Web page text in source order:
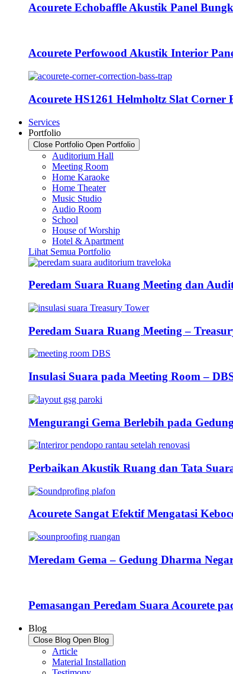
Acourete Echobaffle Akustik Panel
Acourete Perfowood Akustik Interior
Acourete HS1261 Helmholtz Slat Corner
Services
Portfolio
Close Portfolio Open Portfolio
Auditorium Hall
Meeting Room
Home Karaoke
Home Theater
Music Studio
Audio Room
School
House of Worship
Hotel & Apartment
Lihat Semua Portfolio
Peredam Suara Ruang Meeting dan
Peredam Suara Ruang Meeting –
Insulasi Suara pada Meeting Room –
Mengurangi Gema Berlebih pada
Perbaikan Akustik Ruang dan Tata
Acourete Sangat Efektif Mengatasi
Meredam Gema – Gedung Dharma
Pemasangan Peredam Suara Acourete
Blog
Close Blog Open Blog
Article
Material Installation